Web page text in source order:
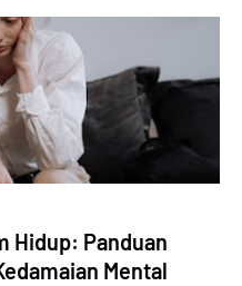
Hidup: Panduan
Mental